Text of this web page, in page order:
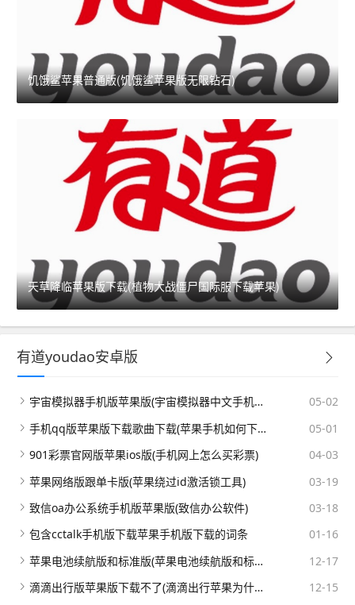
饥饿鲨苹果普通版(饥饿鲨苹果版无限钻石)
天草降临苹果版下载(植物大战僵尸国际服下载苹果)
有道youdao安卓版
宇宙模拟器手机版苹果版(宇宙模拟器中文手机版2020年)
05-02
手机qq版苹果版下载歌曲下载(苹果手机如何下载音乐播放器)
05-01
901彩票官网版苹果ios版(手机网上怎么买彩票)
04-03
苹果网络版跟单卡版(苹果绕过id激活锁工具)
03-19
致信oa办公系统手机版苹果版(致信办公软件)
03-18
包含cctalk手机版下载苹果手机版下载的词条
01-16
苹果电池续航版和标准版(苹果电池续航版和标准版哪个好)
12-17
滴滴出行版苹果版下载不了(滴滴出行苹果为什么下载不了)
12-15